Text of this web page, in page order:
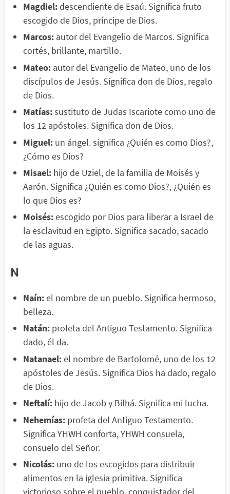
Magdiel:descendiente de Esaú. Significa fruto
escogido de Dios, príncipe de Dios.
Marcos: autor del Evangelio de Marcos. Significa
cortés, brillante, martillo.
Mateo: autor del Evangelio de Mateo, uno de los
discípulos de Jesús. Significa don de Dios, regalo
de Dios.
Matías:sustituto de Judas Iscariote como uno de
los 12 apóstoles. Significa don de Dios.
Miguel: un ángel. significa ¿Quién es como Dios?,
¿Cómo es Dios?
Misael: hijo de Uziel, de la familia de Moisés y
Aarón. Significa ¿Quién es como Dios?, ¿Quién es
lo que Dios es?
Moisés:escogido por Dios para liberar a Israel de
la esclavitud en Egipto. Significa sacado, sacado
de las aguas.
N
Naín:el nombre de un pueblo. Significa hermoso,
belleza.
Natán: profeta del Antiguo Testamento. Significa
dado, él da.
Natanael:el nombre de Bartolomé, uno de los 12
apóstoles de Jesús. Significa Dios ha dado, regalo
de Dios.
Neftalí: hijo de Jacob y Bilhá. Significa mi lucha.
Nehemías: profeta del Antiguo Testamento.
Significa YHWH conforta, YHWH consuela,
consuelo del Señor.
Nicolás: uno de los escogidos para distribuir
alimentos en la iglesia primitiva. Significa